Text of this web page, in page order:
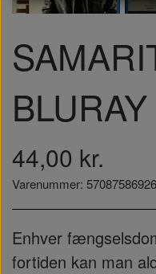
BLURAY
44,00 kr.
Varenummer:
Enhver
fortiden kan man